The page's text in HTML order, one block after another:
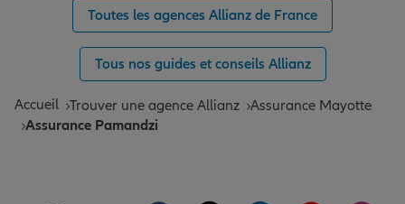
Toutes les agences Allianz de France
Tous nos guides et conseils Allianz
Accueil Trouver une agence Allianz Assurance Mayotte
Assurance Pamandzi